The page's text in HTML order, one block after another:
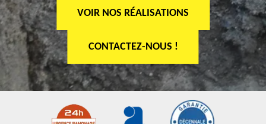
VOIR NOS RÉALISATIONS
CONTACTEZ-NOUS !